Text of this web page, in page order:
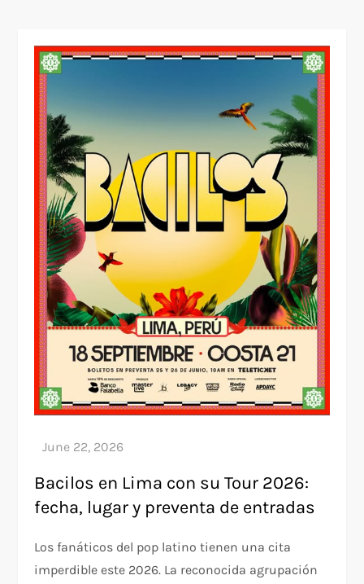
Bacilos en Lima con su Tour 2026:
fecha, lugar y preventa de entradas
Los fanáticos del pop latino tienen una cita
imperdible este 2026. La reconocida agrupación